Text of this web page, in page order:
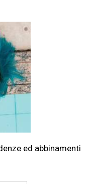
ed abbinamenti